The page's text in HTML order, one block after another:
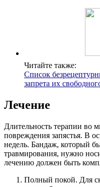
Читайте также:
Список
запрета их
Лечение
Длительность терапии во
повреждения запястья. В
недель. Бандаж, который
травмирования, нужно
лечению должен быть
Полный покой. Для